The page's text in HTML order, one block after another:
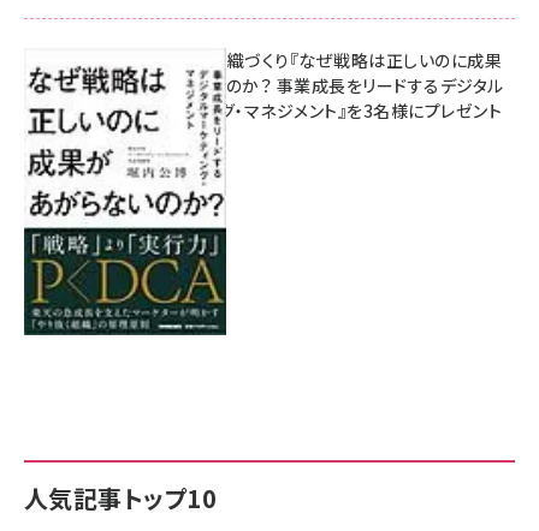
人気記事トップ10
成果を生む組織づくり『なぜ戦略は正しいのに成果
があがらないのか？ 事業成長をリードするデジタル
マーケティング・マネジメント』を3名様にプレゼント
8月7日 10:00